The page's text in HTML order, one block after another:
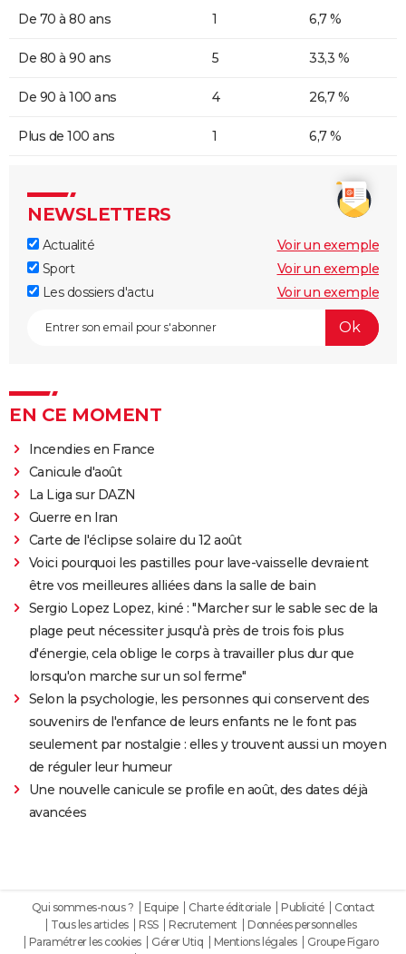
De 70 à 80 ans 1 6,7 %
De 80 à 90 ans 5 33,3 %
De 90 à 100 ans 4 26,7 %
Plus de 100 ans 1 6,7 %
NEWSLETTERS
Actualité
Voir un exemple
Sport
Voir un exemple
Les dossiers d'actu
Voir un exemple
EN CE MOMENT
Incendies en France
Canicule d'août
La Liga sur DAZN
Guerre en Iran
Carte de l'éclipse solaire du 12 août
Voici pourquoi les pastilles pour lave-vaisselle devraient
être vos meilleures alliées dans la salle de bain
Sergio Lopez Lopez, kiné : "Marcher sur le sable sec de la
plage peut nécessiter jusqu'à près de trois fois plus
d'énergie, cela oblige le corps à travailler plus dur que
lorsqu'on marche sur un sol ferme"
Selon la psychologie, les personnes qui conservent des
souvenirs de l'enfance de leurs enfants ne le font pas
seulement par nostalgie : elles y trouvent aussi un moyen
de réguler leur humeur
Une nouvelle canicule se profile en août, des dates déjà
avancées
Qui sommes-nous ? Equipe Charte éditoriale Publicité
Contact
Tous les articles
RSS Recrutement
Données personnelles
Paramétrer les cookies
Gérer Utiq Mentions légales
Groupe Figaro